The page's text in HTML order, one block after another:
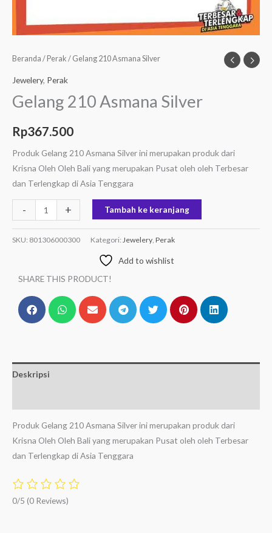
Beranda / Perak / Gelang 210 Asmana Silver
Jewelery, Perak
Gelang 210 Asmana Silver
Rp367.500
Produk Gelang 210 Asmana Silver ini merupakan produk dari
Krisna Oleh Oleh Bali yang merupakan Pusat oleh oleh Terbesar
dan Terlengkap di Asia Tenggara
- + Tambah ke keranjang
SKU: 801306000300 Kategori: Jewelery Perak
Add to wishlist
SHARE THIS PRODUCT!
Deskripsi
Produk Gelang 210 Asmana Silver ini merupakan produk dari
Krisna Oleh Oleh Bali yang merupakan Pusat oleh oleh Terbesar
dan Terlengkap di Asia Tenggara
0/5 (0 Reviews)